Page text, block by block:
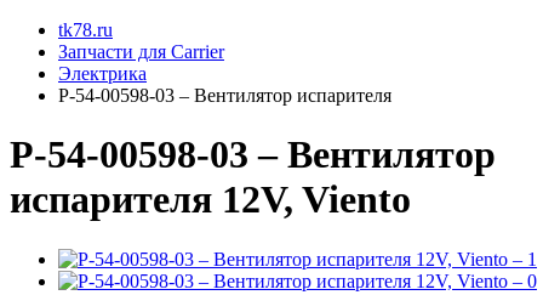
tk78.ru
Запчасти для Carrier
Электрика
P-54-00598-03 – Вентилятор испарителя
P-54-00598-03 – Вентилятор
испарителя 12V, Viento